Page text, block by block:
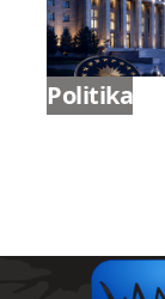
Politika